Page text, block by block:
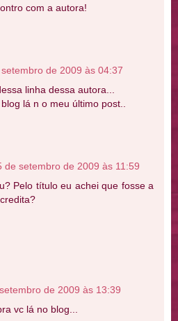
com a autora!
de 2009 às 04:37
linha dessa autora...
lá n o meu último post..
de setembro de 2009 às 11:59
Pelo título eu achei que fosse a
de 2009 às 13:39
vc lá no blog...